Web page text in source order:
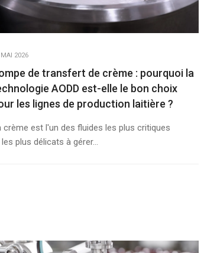
2026
de transfert de crème : pourquoi la
AODD est-elle le bon choix
les lignes de production laitière ?
crème est l'un des fluides les plus critiques
plus délicats à gérer...